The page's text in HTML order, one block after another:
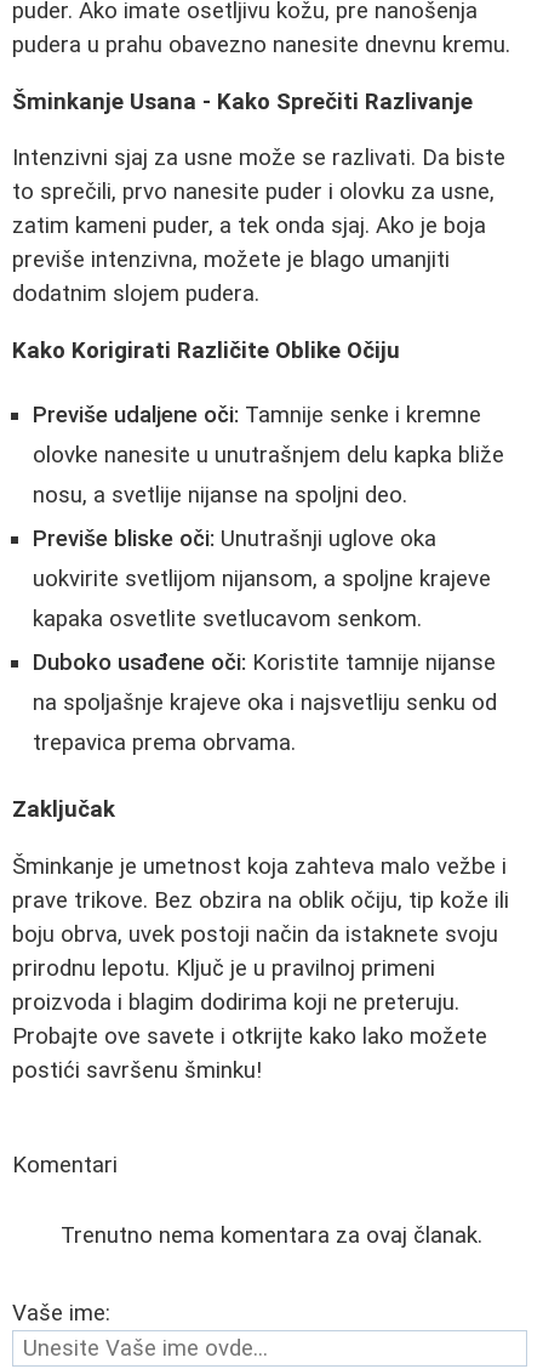
puder. Ako imate osetljivu kožu, pre nanošenja
pudera u prahu obavezno nanesite dnevnu kremu.
Šminkanje Usana - Kako Sprečiti Razlivanje
Intenzivni sjaj za usne može se razlivati. Da biste
to sprečili, prvo nanesite puder i olovku za usne,
zatim kameni puder, a tek onda sjaj. Ako je boja
previše intenzivna, možete je blago umanjiti
dodatnim slojem pudera.
Kako Korigirati Različite Oblike Očiju
Previše udaljene oči: Tamnije senke i kremne
olovke nanesite u unutrašnjem delu kapka bliže
nosu, a svetlije nijanse na spoljni deo.
Previše bliske oči: Unutrašnji uglove oka
uokvirite svetlijom nijansom, a spoljne krajeve
kapaka osvetlite svetlucavom senkom.
Duboko usađene oči: Koristite tamnije nijanse
na spoljašnje krajeve oka i najsvetliju senku od
trepavica prema obrvama.
Zaključak
Šminkanje je umetnost koja zahteva malo vežbe i
prave trikove. Bez obzira na oblik očiju, tip kože ili
boju obrva, uvek postoji način da istaknete svoju
prirodnu lepotu. Ključ je u pravilnoj primeni
proizvoda i blagim dodirima koji ne preteruju.
Probajte ove savete i otkrijte kako lako možete
postići savršenu šminku!
Komentari
Trenutno nema komentara za ovaj članak.
Vaše ime: